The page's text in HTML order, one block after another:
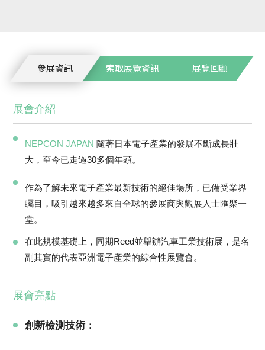
參展資訊 索取展覽資訊 展覽回顧
展會介紹
NEPCON JAPAN隨著日本電子產業的發展不斷成長壯
大，至今已走過30多個年頭。
作為了解未來電子產業最新技術的絕佳場所，已備受業界
矚目，吸引越來越多來自全球的參展商與觀展人士匯聚一
堂。
在此規模基礎上，同期Reed並舉辦汽車工業技術展，是名
副其實的代表亞洲電子產業的綜合性展覽會。
展會亮點
創新檢測技術：